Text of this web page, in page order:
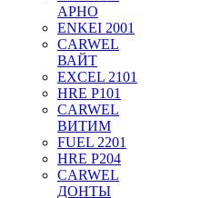
АРНО
ENKEI 2001
CARWEL
ВАЙТ
EXCEL 2101
HRE P101
CARWEL
ВИТИМ
FUEL 2201
HRE P204
CARWEL
ДОНТЫ